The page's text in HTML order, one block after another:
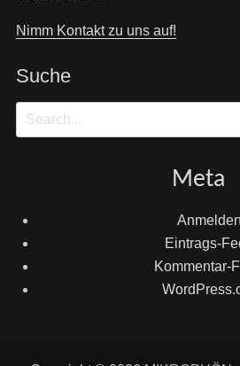
Nimm Kontakt zu uns auf!
Suche
Search
for:
Meta
Anmelden
Eintrags-
Kommentar-